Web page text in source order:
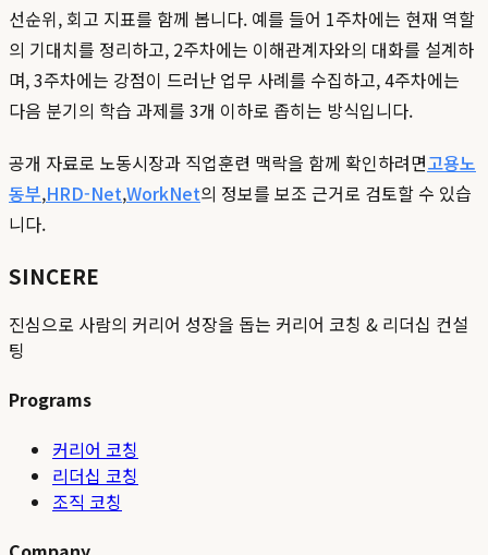
선순위, 회고 지표를 함께 봅니다. 예를 들어 1주차에는 현재 역할
의 기대치를 정리하고, 2주차에는 이해관계자와의 대화를 설계하
며, 3주차에는 강점이 드러난 업무 사례를 수집하고, 4주차에는
다음 분기의 학습 과제를 3개 이하로 좁히는 방식입니다.
공개 자료로 노동시장과 직업훈련 맥락을 함께 확인하려면고용노
동부,HRD-Net,WorkNet의 정보를 보조 근거로 검토할 수 있습
니다.
SINCERE
진심으로 사람의 커리어 성장을 돕는 커리어 코칭 & 리더십 컨설
팅
Programs
커리어 코칭
리더십 코칭
조직 코칭